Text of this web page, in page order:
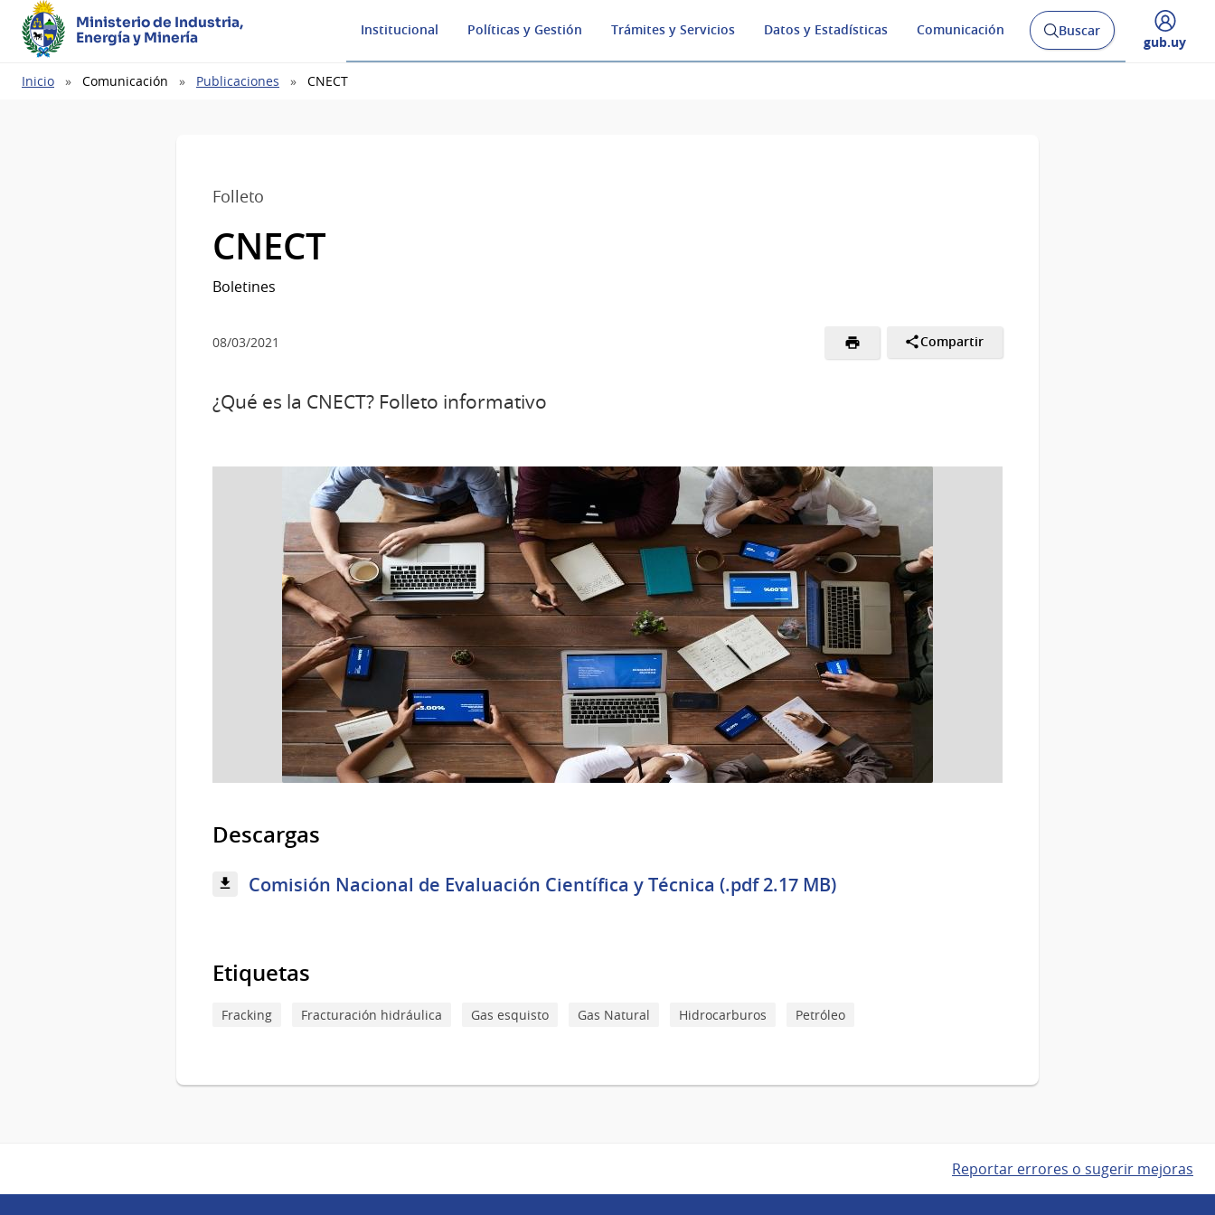
Ministerio de Industria,
Energía y Minería
Institucional Políticas y Gestión Trámites y Servicios Datos y Estadísticas Comunicación
Abrir
buscador
Buscar
Desplegar
gub.uy
Ruta
Inicio Comunicación Publicaciones CNECT
Folleto
CNECT
Boletines
08/03/2021 Compartir
¿Qué es la CNECT? Folleto informativo
Descargas
Comisión Nacional de Evaluación Científica y Técnica (.pdf 2.17 MB)
Etiquetas
Fracking Fracturación hidráulica Gas esquisto Gas Natural Hidrocarburos Petróleo
Reportar errores o sugerir mejoras